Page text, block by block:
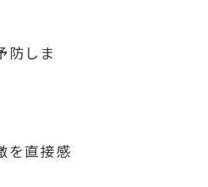
防しま
を直接感